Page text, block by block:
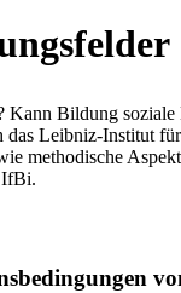
Kann Bildung
das Leibniz-Institut
methodische